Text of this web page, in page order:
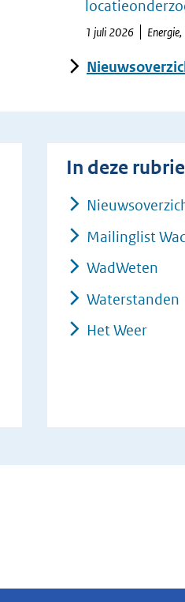
1 juli 2026
In deze
Mailinglist
WadWeten
Waterstanden
Het Weer